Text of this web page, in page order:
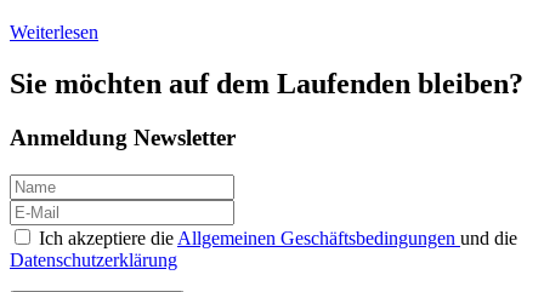
Weiterlesen
Sie möchten auf dem Laufenden bleiben?
Anmeldung Newsletter
Ich akzeptiere die Allgemeinen Geschäftsbedingungen und die
Datenschutzerklärung